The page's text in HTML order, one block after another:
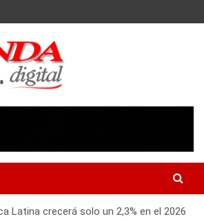
Latina crecerá solo un 2,3% en el 2026